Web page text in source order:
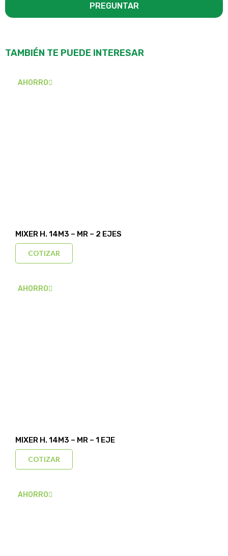
PREGUNTAR
TAMBIÉN TE PUEDE INTERESAR
AHORRO
MIXER H. 14M3 – MR – 2 EJES
COTIZAR
AHORRO
MIXER H. 14M3 – MR – 1 EJE
COTIZAR
AHORRO